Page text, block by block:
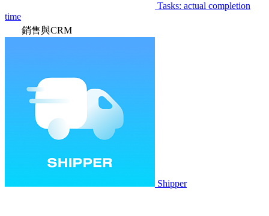
Tasks: actual completion
time
銷售與CRM
Shipper